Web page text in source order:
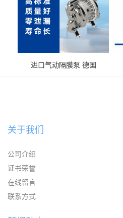
进口气动隔膜泵 德国
关于我们
公司介绍
证书荣誉
在线留言
联系方式